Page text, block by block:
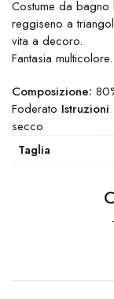
Costume da bagno
reggiseno a
vita a decoro.
Fantasia
Composizione:
Foderato Istruzioni
secco
Taglia